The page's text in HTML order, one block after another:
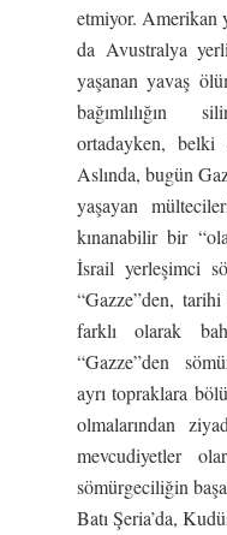
etmiyor. Amerikan
da Avustralya
yaşanan yavaş
bağımlılığın
ortadayken, belki
Aslında, bugün
yaşayan
kınanabilir bir
İsrail yerleşimci
“Gazze”den,
farklı olarak
“Gazze”den
ayrı topraklara
olmalarından
mevcudiyetler
sömürgeciliğin
Batı Şeria’da,